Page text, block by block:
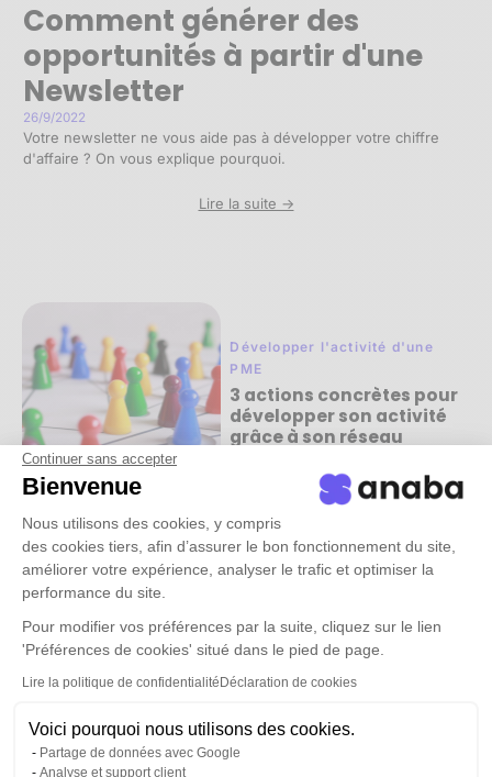
Continuer sans accepter
Bienvenue
Nous utilisons des cookies, y compris
des cookies tiers, afin d’assurer le bon fonctionnement du site,
améliorer votre expérience, analyser le trafic et optimiser la
performance du site.
Pour modifier vos préférences par la suite, cliquez sur le lien
'Préférences de cookies' situé dans le pied de page.
Lire la politique de confidentialité Déclaration de cookies
Voici pourquoi nous utilisons des cookies.
Partage de données avec Google
Analyse et support client
Comment générer des
opportunités à partir d'une
Newsletter
26/9/2022
Votre newsletter ne vous aide pas à développer votre chiffre
d'affaire ? On vous explique pourquoi.
Lire la suite ->
Développer l'activité d'une
PME
3 actions concrètes pour
développer son activité
grâce à son réseau
Lire la suite ->
Développer l'activité d'une
PME
Gestion boite mail
absolument